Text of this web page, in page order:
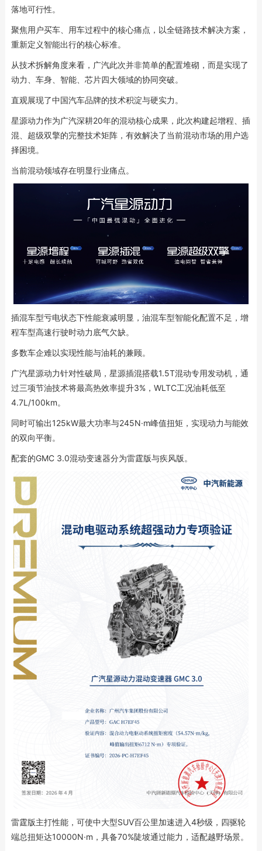
落地可行性。
聚焦用户买车、用车过程中的核心痛点，以全链路技术解决方案，
重新定义智能出行的核心标准。
从技术拆解角度来看，广汽此次并非简单的配置堆砌，而是实现了
动力、车身、智能、芯片四大领域的协同突破。
直观展现了中国汽车品牌的技术积淀与硬实力。
星源动力作为广汽深耕20年的混动核心成果，此次构建起增程、插
混、超级双擎的完整技术矩阵，有效解决了当前混动市场的用户选
择困境。
当前混动领域存在明显行业痛点。
插混车型亏电状态下性能衰减明显，油混车型智能化配置不足，增
程车型高速行驶时动力底气欠缺。
多数车企难以实现性能与油耗的兼顾。
广汽星源动力针对性破局，星源插混搭载1.5T混动专用发动机，通
过三项节油技术将最高热效率提升3%，WLTC工况油耗低至
4.7L/100km。
同时可输出125kW最大功率与245N·m峰值扭矩，实现动力与能效
的双向平衡。
配套的GMC 3.0混动变速器分为雷霆版与疾风版。
雷霆版主打性能，可使中大型SUV百公里加速进入4秒级，四驱轮
端总扭矩达10000N·m，具备70%陡坡通过能力，适配越野场景。